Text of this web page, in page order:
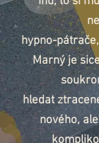
hypno-
Marný je
hledat
nového,